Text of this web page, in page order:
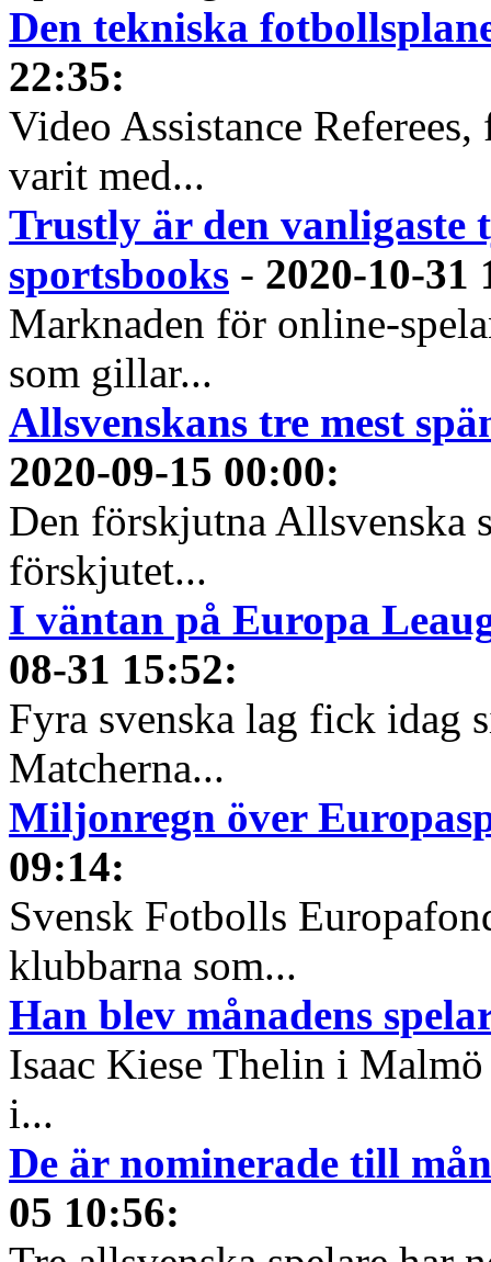
Den tekniska
22:35:
Video Assistance
varit med...
Trustly är den vanligaste
sportsbooks - 2020-10-31
Marknaden för online-
som gillar...
Allsvenskans tre mest
2020-09-15 00:00:
Den förskjutna Allsvenska
förskjutet...
I väntan på Europa
08-31 15:52:
Fyra svenska lag fick idag
Matcherna...
Miljonregn över
09:14:
Svensk Fotbolls
klubbarna som...
Han blev månadens
Isaac Kiese Thelin i
i...
De är nominerade till
05 10:56: